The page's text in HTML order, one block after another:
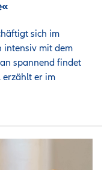
sich im
intensiv mit dem
spannend findet
erzählt er im